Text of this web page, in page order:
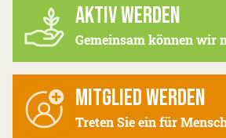
AKTIV WERDEN
Gemeinsam können wir
MITGLIED WERDEN
Treten Sie ein für